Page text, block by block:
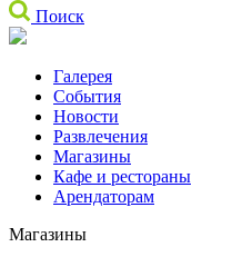
Поиск
Галерея
События
Новости
Развлечения
Магазины
Кафе и рестораны
Арендаторам
Магазины